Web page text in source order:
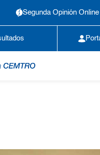
Segunda Opinión Online